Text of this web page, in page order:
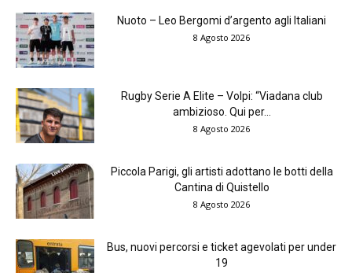
Nuoto – Leo Bergomi d’argento agli Italiani
8 Agosto 2026
Rugby Serie A Elite – Volpi: “Viadana club
ambizioso. Qui per...
8 Agosto 2026
Piccola Parigi, gli artisti adottano le botti della
Cantina di Quistello
8 Agosto 2026
Bus, nuovi percorsi e ticket agevolati per under
19